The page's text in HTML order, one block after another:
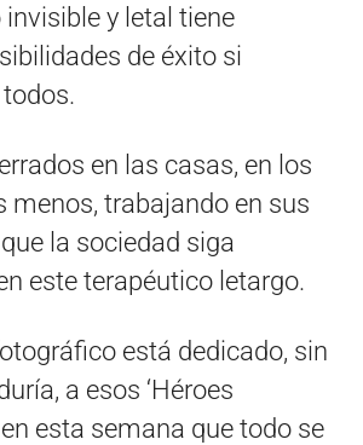
y letal tiene
de éxito si
en las casas, en los
menos, trabajando en sus
la sociedad siga
este terapéutico letargo.
está dedicado, sin
a esos ‘Héroes
en esta semana que todo se